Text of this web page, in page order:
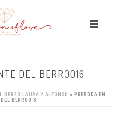
DEL BERRO016
BERRO LAURA Y ALFONSO » PREBODA EN
BERRO016